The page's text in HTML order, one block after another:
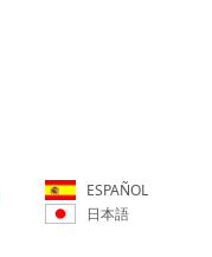
ESPAÑOL
日本語